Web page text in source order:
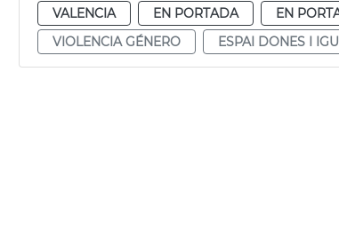
VALENCIA
EN PORTADA EN
VIOLENCIA GÉNERO
ESPAI DONES I